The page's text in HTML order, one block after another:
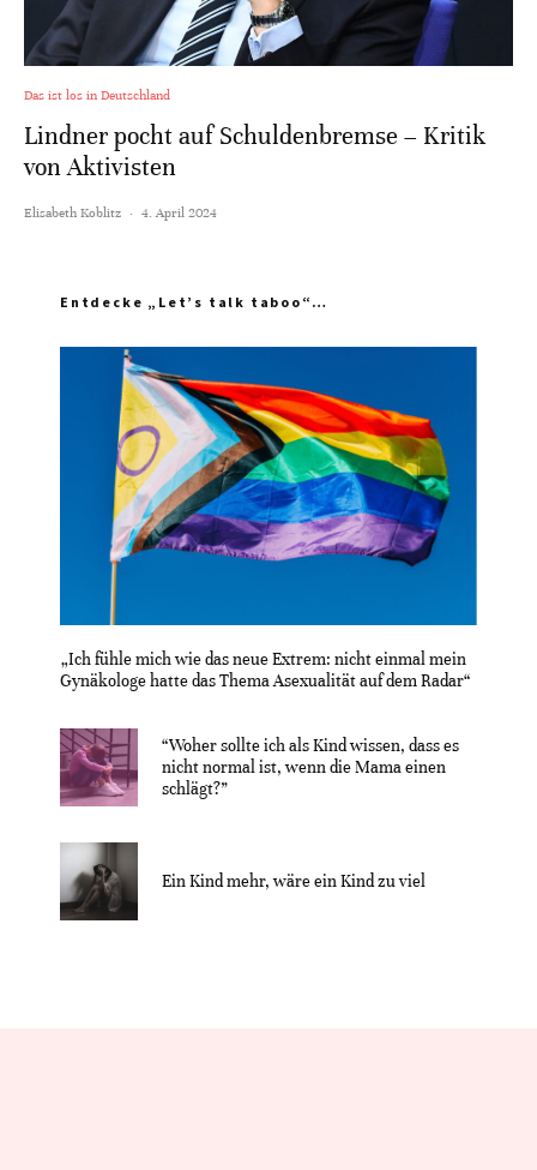
Das ist los in Deutschland
Lindner pocht auf Schuldenbremse – Kritik
von Aktivisten
Elisabeth Koblitz · 4. April 2024
Entdecke „Let’s talk taboo“…
„Ich fühle mich wie das neue Extrem: nicht einmal mein
Gynäkologe hatte das Thema Asexualität auf dem Radar“
“Woher sollte ich als Kind wissen, dass es
nicht normal ist, wenn die Mama einen
schlägt?”
Ein Kind mehr, wäre ein Kind zu viel